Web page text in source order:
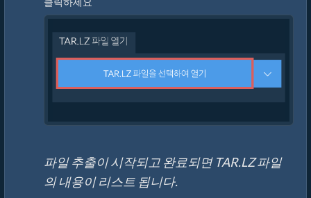
파일 추출이 시작되고 완료되면 TAR.LZ 파일
의 내용이 리스트 됩니다.